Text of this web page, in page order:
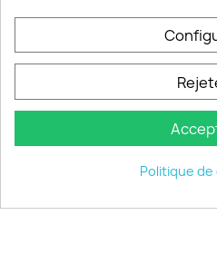
INFORMATIONS
VOTRE COMPTE
INFORMATIONS
© 2026 - choisistacoque.com
Politique